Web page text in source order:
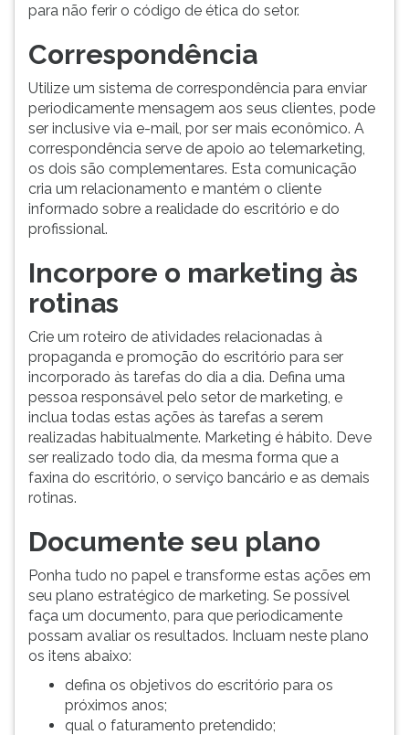
para não ferir o código de ética do setor.
Correspondência
Utilize um sistema de correspondência para enviar
periodicamente mensagem aos seus clientes, pode
ser inclusive via e-mail, por ser mais econômico. A
correspondência serve de apoio ao telemarketing,
os dois são complementares. Esta comunicação
cria um relacionamento e mantém o cliente
informado sobre a realidade do escritório e do
profissional.
Incorpore o marketing às
rotinas
Crie um roteiro de atividades relacionadas à
propaganda e promoção do escritório para ser
incorporado às tarefas do dia a dia. Defina uma
pessoa responsável pelo setor de marketing, e
inclua todas estas ações às tarefas a serem
realizadas habitualmente. Marketing é hábito. Deve
ser realizado todo dia, da mesma forma que a
faxina do escritório, o serviço bancário e as demais
rotinas.
Documente seu plano
Ponha tudo no papel e transforme estas ações em
seu plano estratégico de marketing. Se possível
faça um documento, para que periodicamente
possam avaliar os resultados. Incluam neste plano
os itens abaixo:
defina os objetivos do escritório para os
próximos anos;
qual o faturamento pretendido;